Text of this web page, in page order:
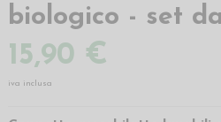
biologico - set
15,90 €
iva inclusa